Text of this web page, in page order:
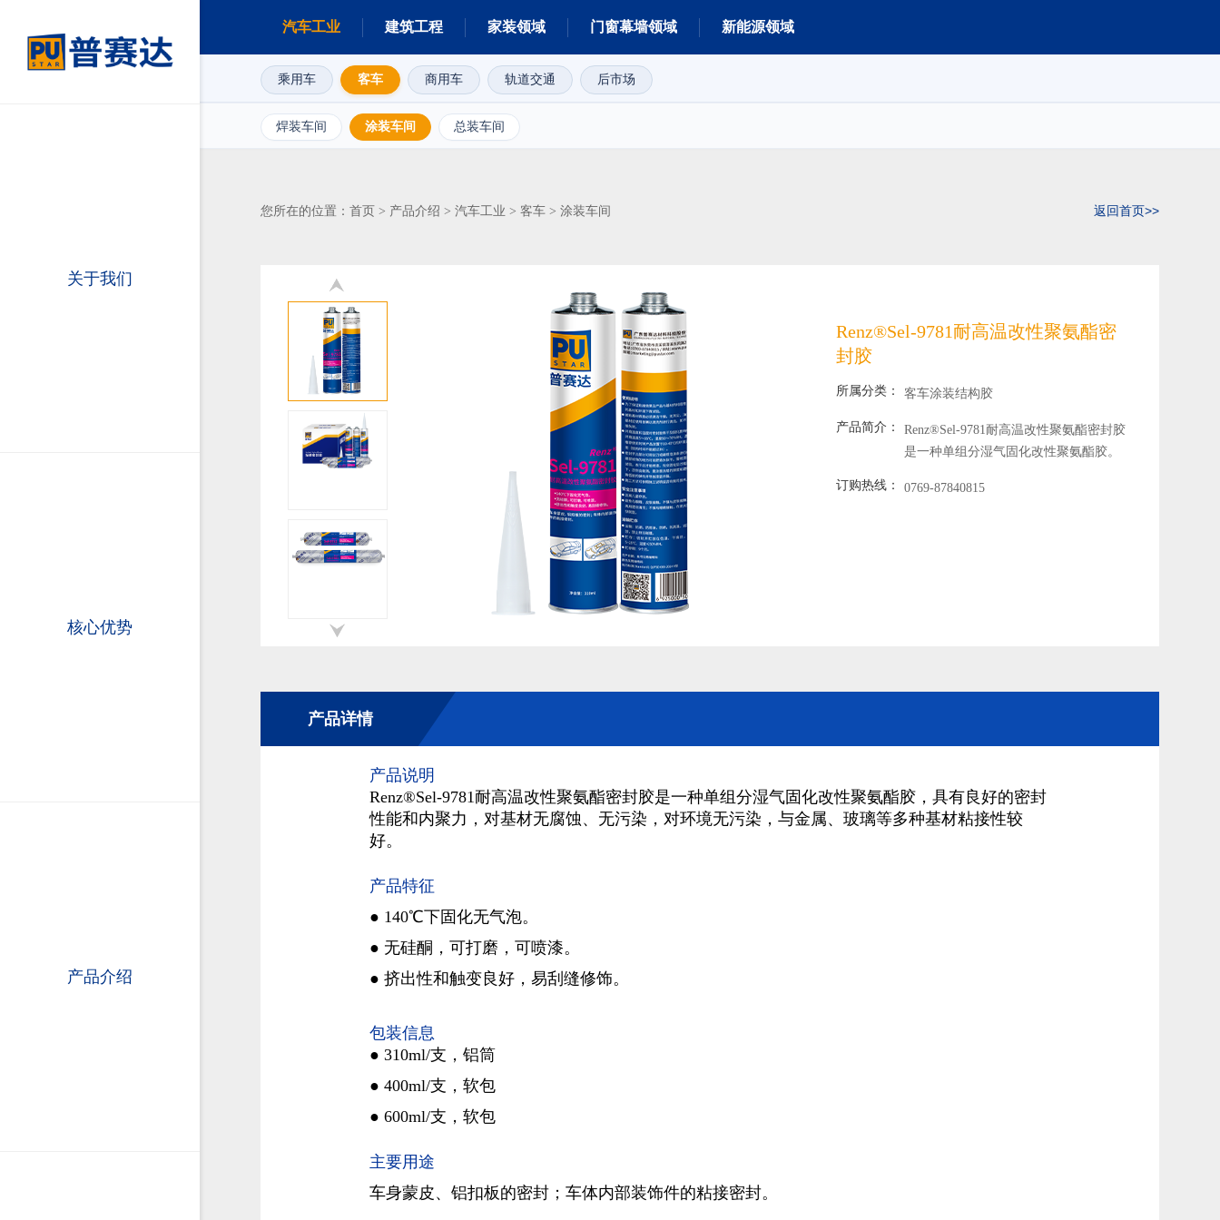
关于我们
核心优势
产品介绍
汽车工业 建筑工程 家装领域 门窗幕墙领域 新能源领域
乘用车 客车 商用车 轨道交通 后市场
焊装车间 涂装车间 总装车间
您所在的位置：首页 > 产品介绍 >汽车工业 >客车 >涂装车间 返回首页>>
Renz®Sel-9781耐高温改性聚氨酯密
封胶
所属分类： 客车涂装结构胶
产品简介：
Renz®Sel-9781耐高温改性聚氨酯密封胶
是一种单组分湿气固化改性聚氨酯胶。
订购热线： 0769-87840815
产品详情
产品说明
Renz®Sel-9781耐高温改性聚氨酯密封胶是一种单组分湿气固化改性聚氨酯胶，具有良好的密封
性能和内聚力，对基材无腐蚀、无污染，对环境无污染，与金属、玻璃等多种基材粘接性较
好。
产品特征
● 140℃下固化无气泡。
● 无硅酮，可打磨，可喷漆。
● 挤出性和触变良好，易刮缝修饰。
包装信息
● 310ml/支，铝筒
● 400ml/支，软包
● 600ml/支，软包
主要用途
车身蒙皮、铝扣板的密封；车体内部装饰件的粘接密封。